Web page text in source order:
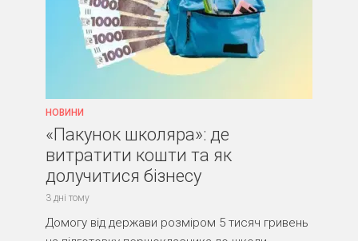
НОВИНИ
«Пакунок школяра»: де
витратити кошти та як
долучитися бізнесу
3 дні тому
Домогу від держави розміром 5 тисяч гривень